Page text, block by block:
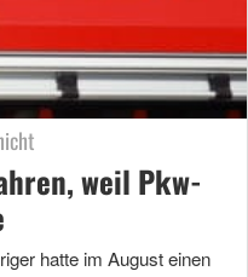
weil Pkw-
hatte im August einen